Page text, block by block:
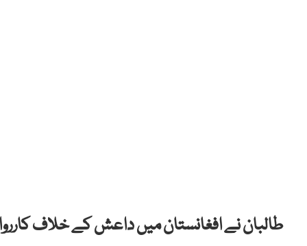
طالبان نے افغانستان میں داعش کے خلاف